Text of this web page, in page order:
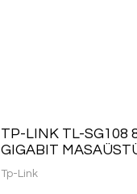
TP-LINK TL-SG108
GIGABIT
KASA SWITCH
Tp-Link